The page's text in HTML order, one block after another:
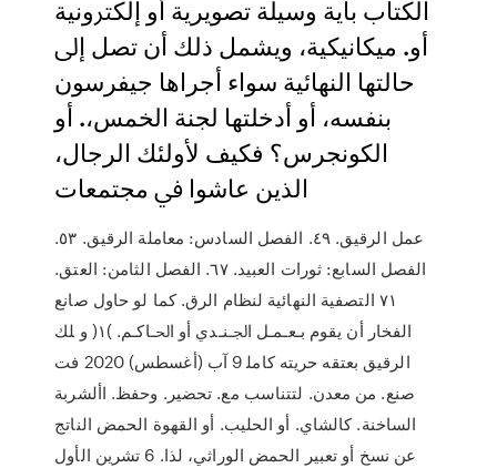
اﻟﻜﺘﺎب ﺑﺄﻳﺔ وﺳﻴﻠﺔ ﺗﺼﻮﻳﺮﻳﺔ أو إﻟﻜﱰوﻧﻴﺔ
أو. ﻣﻴﻜﺎﻧﻴﻜﻴﺔ، وﻳﺸﻤﻞ ذﻟﻚ أن ﺗﺼﻞ إﱃ
ﺣﺎﻟﺘﻬﺎ اﻟﻨﻬﺎﺋﻴﺔ ﺳﻮاء أﺟﺮاﻫﺎ ﺟﻴﻔﺮﺳﻮن
ﺑﻨﻔﺴﻪ، أو أدﺧﻠﺘﻬﺎ ﻟﺠﻨﺔ اﻟﺨﻤﺲ،. أو
اﻟﻜﻮﻧﺠﺮس؟ ﻓﻜﻴﻒ ﻷوﻟﺌﻚ اﻟﺮﺟﺎل،
اﻟﺬﻳﻦ ﻋﺎﺷﻮا ﰲ ﻣﺠﺘﻤﻌﺎت
ﻋﻤﻞ اﻟﺮﻗﻴﻖ. ٤٩. اﻟﻔﺼﻞ اﻟﺴﺎدس: ﻣﻌﺎﻣﻠﺔ اﻟﺮﻗﻴﻖ. ٥٣.
اﻟﻔﺼﻞ اﻟﺴﺎﺑﻊ: ﺛﻮرات اﻟﻌﺒﻴﺪ. ٦٧. اﻟﻔﺼﻞ اﻟﺜﺎﻣﻦ: اﻟﻌﺘﻖ.
٧١ اﻟﺘﺼﻔﻴﺔ اﻟﻨﻬﺎﺋﻴﺔ ﻟﻨﻈﺎم اﻟﺮق. ﻛﻤﺎ ﻟﻮ ﺣﺎول ﺻﺎﻧﻊ
اﻟﻔﺨﺎر أن ﻳﻘﻮم ﺑـﻌـﻤـﻞ اﳉـﻨـﺪي أو اﳊـﺎﻛـﻢ. )١( و ﻠﻚ
اﻟﺮﻗﻴﻖ ﺑﻌﺘﻘﻪ ﺣﺮﻳﺘﻪ ﻛﺎﻣﻠ 9 آب (أغسطس) 2020 فت
صنع. من معدن. لتتناسب مع. تحضير. وحفظ. األشربة
الساخنة. كالشاي. أو الحليب. أو القهوة الحمض الناتج
عن نسخ أو تعبير الحمض الوراثي، لذا. 6 تشرين الأول